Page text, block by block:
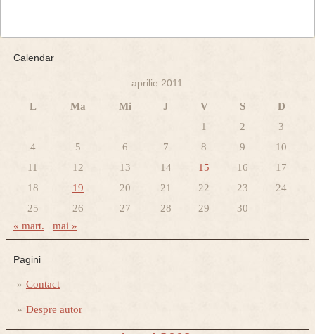
Calendar
aprilie 2011
L Ma Mi J V S
D
1
2
3
4
5 6 7 8 9
10
11
12 13 14 15 16
17
18
19 20 21 22 23
24
25
26 27 28 29 30
« mart. mai »
Pagini
Contact
Despre autor